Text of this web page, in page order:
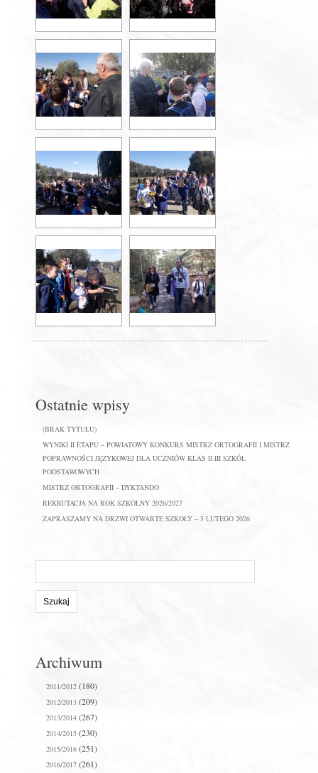
Ostatnie wpisy
(BRAK TYTUŁU)
WYNIKI II ETAPU – POWIATOWY KONKURS MISTRZ ORTOGRAFII I MISTRZ
POPRAWNOŚCI JĘZYKOWEJ DLA UCZNIÓW KLAS II-III SZKÓŁ
PODSTAWOWYCH
MISTRZ ORTOGRAFII – DYKTANDO
REKRUTACJA NA ROK SZKOLNY 2026/2027
ZAPRASZAMY NA DRZWI OTWARTE SZKOŁY – 5 LUTEGO 2026
stronie:
Archiwum
2011/2012 (180)
2012/2013(209)
2013/2014(267)
2014/2015(230)
2015/2016(251)
2016/2017(261)